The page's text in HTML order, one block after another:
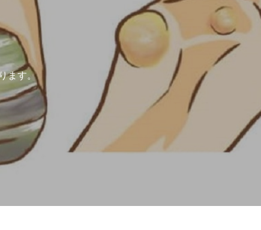
ます。